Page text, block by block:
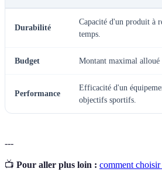
Durabilité
Capacité d'un produit à
temps.
Budget Montant maximal
Performance
Efficacité d'un
objectifs sportifs.
---
📺 Pour aller plus loin : comment